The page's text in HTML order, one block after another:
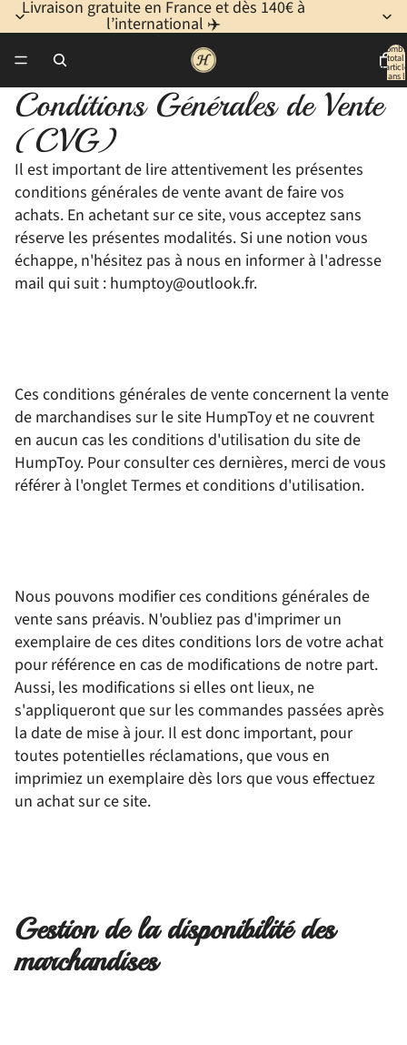
Livraison gratuite en France et dès 140€ à
l’international ✈️
total
dans
panier:
Conditions Générales de Vente
(CVG)
Il est important de lire attentivement les présentes
conditions générales de vente avant de faire vos
achats. En achetant sur ce site, vous acceptez sans
réserve les présentes modalités. Si une notion vous
échappe, n'hésitez pas à nous en informer à l'adresse
mail qui suit : humptoy@outlook.fr.
Ces conditions générales de vente concernent la vente
de marchandises sur le site HumpToy et ne couvrent
en aucun cas les conditions d'utilisation du site de
HumpToy. Pour consulter ces dernières, merci de vous
référer à l'onglet Termes et conditions d'utilisation.
Nous pouvons modifier ces conditions générales de
vente sans préavis. N'oubliez pas d'imprimer un
exemplaire de ces dites conditions lors de votre achat
pour référence en cas de modifications de notre part.
Aussi, les modifications si elles ont lieux, ne
s'appliqueront que sur les commandes passées après
la date de mise à jour. Il est donc important, pour
toutes potentielles réclamations, que vous en
imprimiez un exemplaire dès lors que vous effectuez
un achat sur ce site.
Gestion de la disponibilité des
marchandises